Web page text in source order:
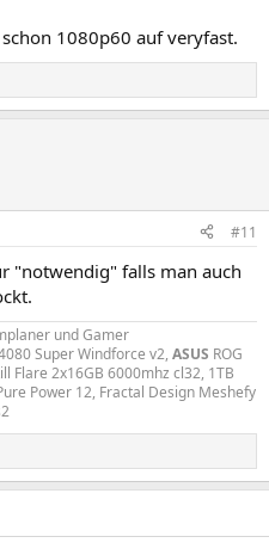
1080p60 auf veryfast.
#11
"notwendig" falls man auch
und Gamer
Super Windforce v2, ASUS ROG
Flare 2x16GB 6000mhz cl32, 1TB
Power 12, Fractal Design Meshefy